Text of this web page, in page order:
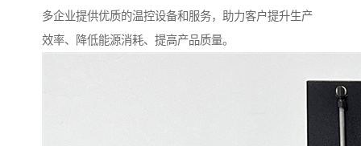
多企业提供优质的温控设备和服务，助力客户提升生产
效率、降低能源消耗、提高产品质量。